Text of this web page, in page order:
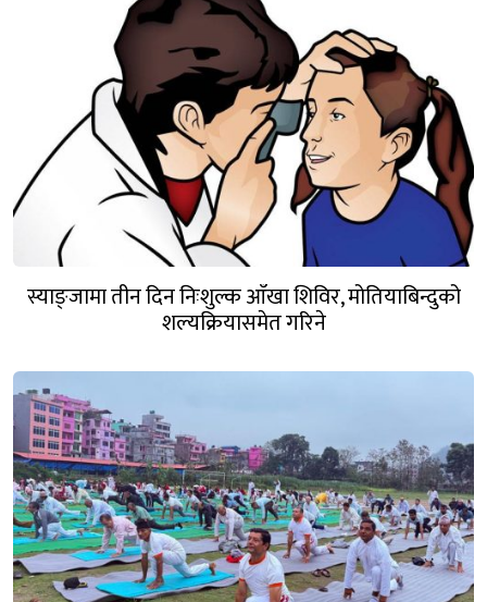
स्याङ्जामा तीन दिन निःशुल्क आँखा शिविर, मोतियाबिन्दुको
शल्यक्रियासमेत गरिने